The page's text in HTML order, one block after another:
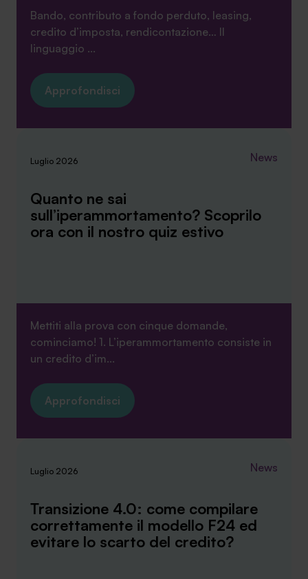
Bando, contributo a fondo perduto, leasing,
credito d’imposta, rendicontazione… Il
linguaggio ...
Approfondisci
Luglio 2026 News
Quanto ne sai
sull’iperammortamento? Scoprilo
ora con il nostro quiz estivo
Mettiti alla prova con cinque domande,
cominciamo! 1. L’iperammortamento consiste in
un credito d’im...
Approfondisci
Luglio 2026 News
Transizione 4.0: come compilare
correttamente il modello F24 ed
evitare lo scarto del credito?